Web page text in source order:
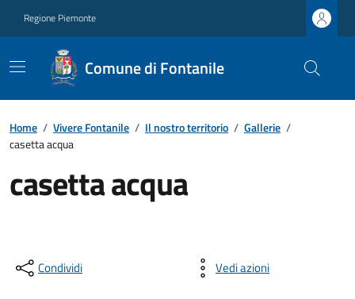
Regione Piemonte
Comune di Fontanile
Home / Vivere Fontanile / Il nostro territorio / Gallerie /
casetta acqua
casetta acqua
Condividi Vedi azioni